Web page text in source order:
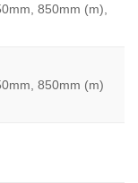
850mm (m),
850mm (m)